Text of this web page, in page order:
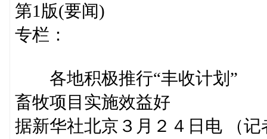
第1版(要闻)
专栏：
各地积极推行“丰收计划”
畜牧项目实施效益好
据新华社北京３月２４日电 （